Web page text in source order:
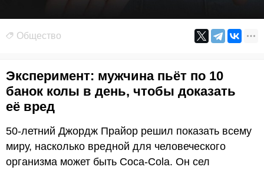
Общество
Эксперимент: мужчина пьёт по 10
банок колы в день, чтобы доказать
её вред
50-летний Джордж Прайор решил показать всему
миру, насколько вредной для человеческого
организма может быть Coca-Cola. Он сел